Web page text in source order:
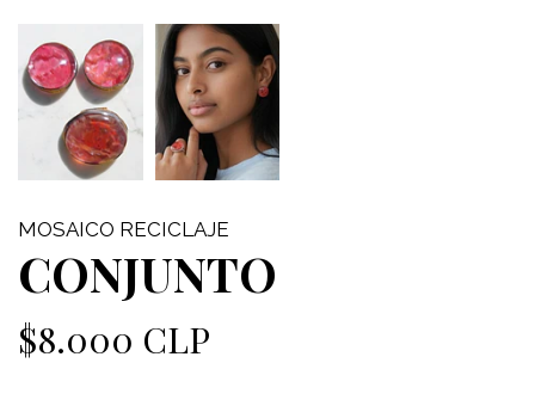
MOSAICO RECICLAJE
CONJUNTO
$8.000 CLP